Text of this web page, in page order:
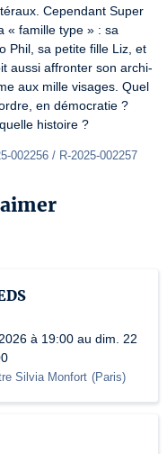
Cependant Super
« famille type » : sa
Phil, sa petite fille Liz, et
aussi affronter son archi-
aux mille visages. Quel
en démocratie ?
histoire ?
002256 / R-2025-002257
à 19:00 au dim. 22
Silvia Monfort (Paris)